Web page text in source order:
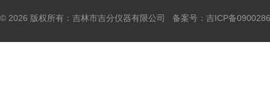
© 2026 版权所有：吉林市吉分仪器有限公司 备案号： 吉ICP备